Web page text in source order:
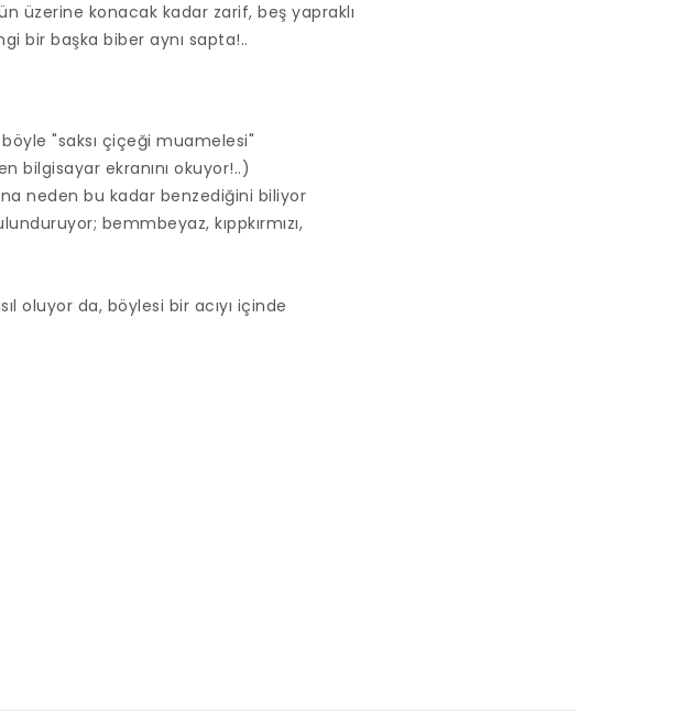
üzerine konacak kadar zarif, beş yapraklı
bir başka biber aynı sapta!..
böyle "saksı çiçeği muamelesi"
bilgisayar ekranını okuyor!..)
neden bu kadar benzediğini biliyor
bemmbeyaz, kıppkırmızı,
oluyor da, böylesi bir acıyı içinde